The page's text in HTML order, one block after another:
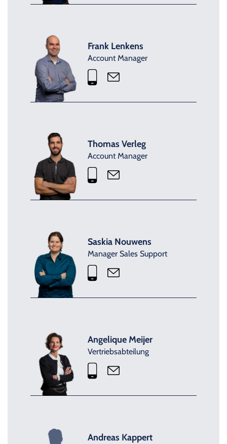
Frank Lenkens
Account Manager
Thomas Verleg
Account Manager
Saskia Nouwens
Manager Sales Support
Angelique Meijer
Vertriebsabteilung
Andreas Kappert